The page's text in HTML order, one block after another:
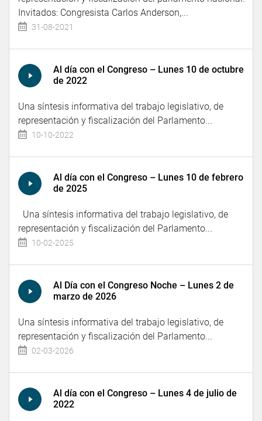
Invitados: Congresista Carlos Anderson,...
31-08-2021
Al día con el Congreso – Lunes 10 de octubre
de 2022
Una síntesis informativa del trabajo legislativo, de
representación y fiscalización del Parlamento...
10-10-2022
Al día con el Congreso – Lunes 10 de febrero
de 2025
Una síntesis informativa del trabajo legislativo, de
representación y fiscalización del Parlamento...
10-02-2025
Al Día con el Congreso Noche – Lunes 2 de
marzo de 2026
Una síntesis informativa del trabajo legislativo, de
representación y fiscalización del Parlamento...
02-03-2026
Al día con el Congreso – Lunes 4 de julio de
2022